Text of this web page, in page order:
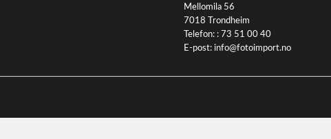
Mellomila 56
7018 Trondheim
Telefon: : 73 51 00 40
E-post: info@fotoimport.no